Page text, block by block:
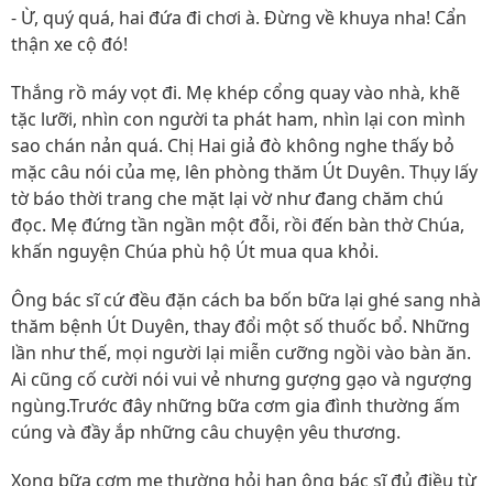
- Ừ, quý quá, hai đứa đi chơi à. Đừng về khuya nha! Cẩn
thận xe cộ đó!
Thắng rồ máy vọt đi. Mẹ khép cổng quay vào nhà, khẽ
tặc lưỡi, nhìn con người ta phát ham, nhìn lại con mình
sao chán nản quá. Chị Hai giả đò không nghe thấy bỏ
mặc câu nói của mẹ, lên phòng thăm Út Duyên. Thụy lấy
tờ báo thời trang che mặt lại vờ như đang chăm chú
đọc. Mẹ đứng tần ngần một đỗi, rồi đến bàn thờ Chúa,
khấn nguyện Chúa phù hộ Út mua qua khỏi.
Ông bác sĩ cứ đều đặn cách ba bốn bữa lại ghé sang nhà
thăm bệnh Út Duyên, thay đổi một số thuốc bổ. Những
lần như thế, mọi người lại miễn cưỡng ngồi vào bàn ăn.
Ai cũng cố cười nói vui vẻ nhưng gượng gạo và ngượng
ngùng.Trước đây những bữa cơm gia đình thường ấm
cúng và đầy ắp những câu chuyện yêu thương.
Xong bữa cơm mẹ thường hỏi han ông bác sĩ đủ điều từ